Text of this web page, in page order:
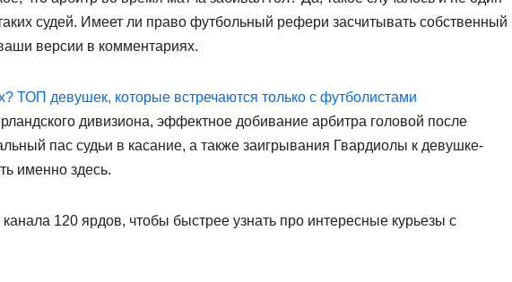
судей. Имеет ли право футбольный рефери засчитывать собственный
версии в комментариях.
ТОП девушек, которые встречаются только с футболистами
дивизиона, эффектное добивание арбитра головой после
пас судьи в касание, а также заигрывания Гвардиолы к девушке-
именно здесь.
120 ярдов, чтобы быстрее узнать про интересные курьезы с